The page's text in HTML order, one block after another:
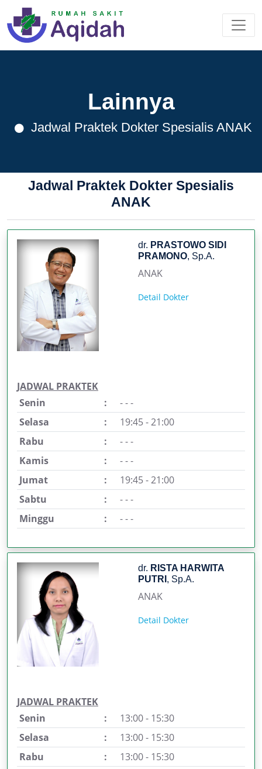
Lainnya
Jadwal Praktek Dokter Spesialis ANAK
Jadwal Praktek Dokter Spesialis
ANAK
dr. PRASTOWO SIDI
PRAMONO, Sp.A.
ANAK
Detail Dokter
JADWAL PRAKTEK
Senin
:
- - -
Selasa
:
19:45 - 21:00
Rabu
:
- - -
Kamis
:
- - -
Jumat
:
19:45 - 21:00
Sabtu
:
- - -
Minggu
: - - -
dr. RISTA HARWITA
PUTRI , Sp.A.
ANAK
Detail Dokter
JADWAL PRAKTEK
Senin
:
13:00 - 15:30
Selasa
:
13:00 - 15:30
Rabu
:
13:00 - 15:30